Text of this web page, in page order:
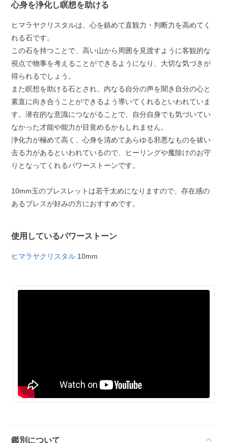
心身を浄化し瞑想を助ける
ヒマラヤクリスタルは、心を鎮めて直観力・判断力を高めてく
れる石です。
この石を持つことで、高い山から周囲を見渡すように客観的な
視点で物事を考えることができるようになり、大切な気づきが
得られるでしょう。
また瞑想を助ける石とされ、内なる自分の声を聞き自分の心と
素直に向き合うことができるよう導いてくれるといわれていま
す。潜在的な意識につながることで、自分自身でも気づいてい
なかった才能や能力が目覚めるかもしれません。
浄化力が極めて高く、心身を清めてあらゆる邪悪なものを祓い
去る力があるといわれているので、ヒーリングや魔除けのお守
りとなってくれるパワーストーンです。
10mm玉のブレスレットは若干太めになりますので、存在感の
あるブレスが好みの方におすすめです。
使用しているパワーストーン
ヒマラヤクリスタル 10mm
鑑別について